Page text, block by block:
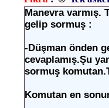
Manevra varmış.
gelip sormuş :
-Düşman önden
cevaplamış.Şu
sormuş
Komutan en